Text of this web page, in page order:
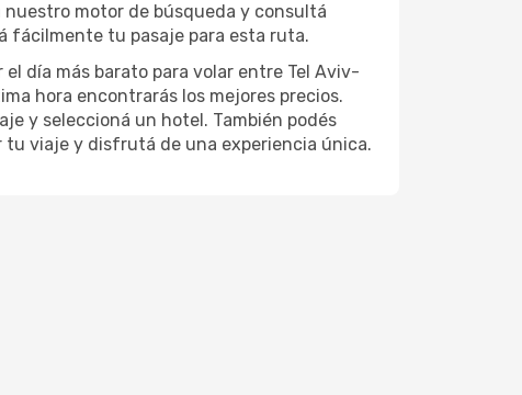
nuestro motor de búsqueda y consultá
fácilmente tu pasaje para esta ruta.
día más barato para volar entre Tel Aviv-
hora encontrarás los mejores precios.
y seleccioná un hotel. También podés
tu viaje y disfrutá de una experiencia única.